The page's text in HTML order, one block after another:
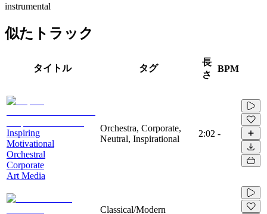
instrumental
似たトラック
タイトル タグ
長
さ
BPM
Inspiring
Motivational
Orchestral
Corporate
Art Media
Orchestra, Corporate,
Neutral, Inspirational
2:02 -
Classical/Modern